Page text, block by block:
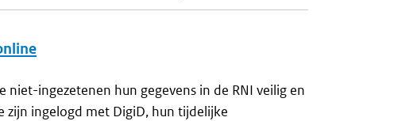
niet-ingezetenen hun gegevens in de RNI veilig en
zijn ingelogd met DigiD, hun tijdelijke